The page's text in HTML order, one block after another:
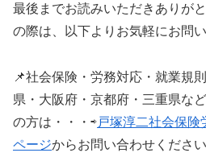
最後までお読みいただきありが
の際は、以下よりお気軽にお問
📌社会保険・労務対応・就業規
県・大阪府・京都府・三重県な
の方は・・・⇨戸塚淳二社会保険
ページからお問い合わせください